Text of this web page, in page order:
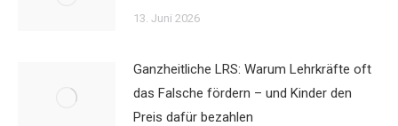
13. Juni 2026
Ganzheitliche LRS: Warum Lehrkräfte oft
das Falsche fördern – und Kinder den
Preis dafür bezahlen